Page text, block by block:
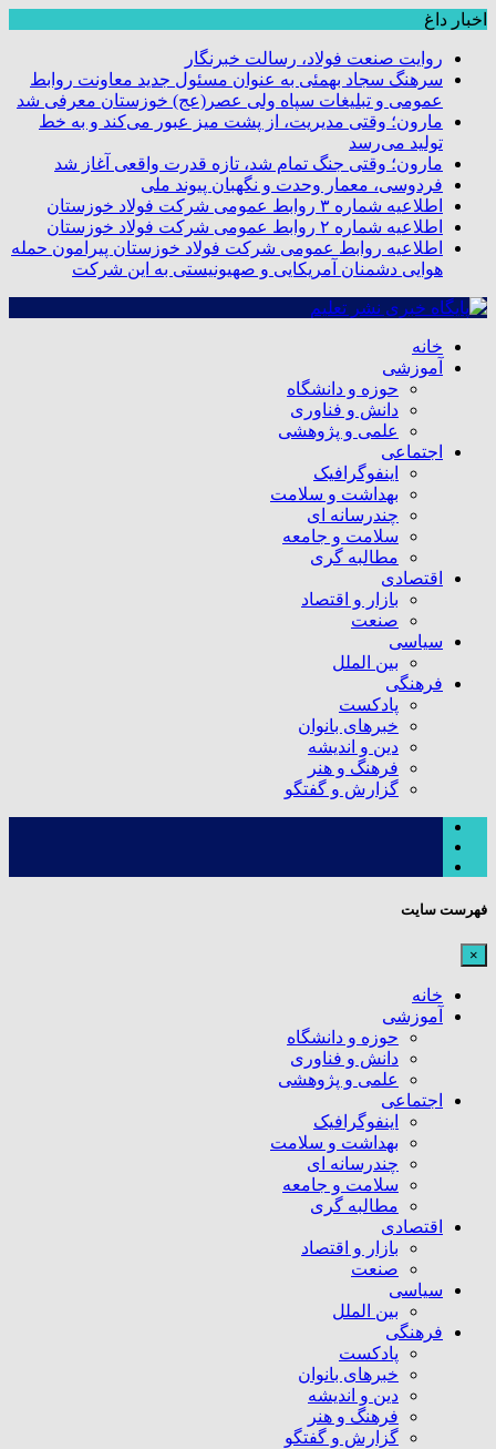
اخبار داغ
روایت صنعت فولاد،‌ رسالت خبرنگار
سرهنگ سجاد بهمئی به عنوان مسئول جدید معاونت روابط
عمومی و تبلیغات سپاه ولی عصر(عج) خوزستان معرفی شد
مارون؛ وقتی مدیریت، از پشت میز عبور می‌کند و به خط
تولید می‌رسد
مارون؛ وقتی جنگ تمام شد، تازه قدرت واقعی آغاز شد
فردوسی، معمار وحدت و نگهبان پیوند ملی
اطلاعیه شماره ۳ روابط عمومی شرکت فولاد خوزستان
اطلاعیه شماره ۲ روابط عمومی شرکت فولاد خوزستان
اطلاعیه روابط عمومی شرکت فولاد خوزستان پیرامون حمله
هوایی دشمنان آمریکایی و صهیونیستی به این شرکت
خانه
آموزشی
حوزه و دانشگاه
دانش و فناوری
علمی و پژوهشی
اجتماعی
اینفوگرافیک
بهداشت و سلامت
چندرسانه ای
سلامت و جامعه
مطالبه گری
اقتصادی
بازار و اقتصاد
صنعت
سیاسی
بین الملل
فرهنگی
پادکست
خبرهای بانوان
دین و اندیشه
فرهنگ و هنر
گزارش و گفتگو
فهرست سایت
×
خانه
آموزشی
حوزه و دانشگاه
دانش و فناوری
علمی و پژوهشی
اجتماعی
اینفوگرافیک
بهداشت و سلامت
چندرسانه ای
سلامت و جامعه
مطالبه گری
اقتصادی
بازار و اقتصاد
صنعت
سیاسی
بین الملل
فرهنگی
پادکست
خبرهای بانوان
دین و اندیشه
فرهنگ و هنر
گزارش و گفتگو